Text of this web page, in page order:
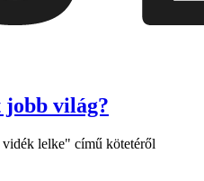
jobb világ?
lelke" című kötetéről